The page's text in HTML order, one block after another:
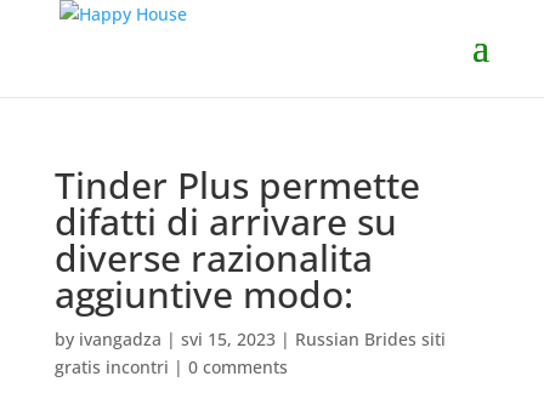
Tinder Plus permette
difatti di arrivare su
diverse razionalita
aggiuntive modo:
by ivangadza | svi 15, 2023| Russian Brides siti
gratis incontri | 0 comments